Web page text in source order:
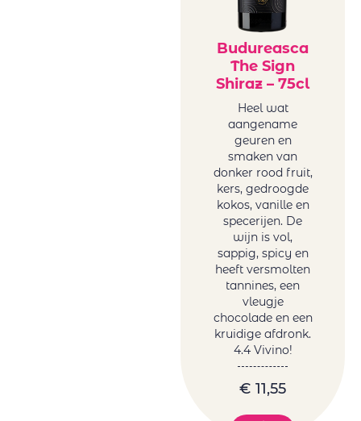
Budureasca
The Sign
Shiraz – 75cl
Heel wat
aangename
geuren en
smaken van
donker rood fruit,
kers, gedroogde
kokos, vanille en
specerijen. De
wijn is vol,
sappig, spicy en
heeft versmolten
tannines, een
vleugje
chocolade en een
kruidige afdronk.
4.4 Vivino!
€ 11,55